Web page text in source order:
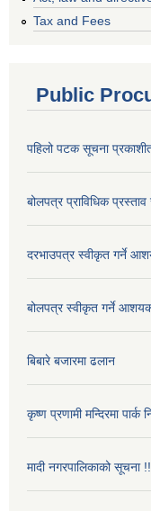
Tax and Fees
Public
पहिलो पटक सूचना
बोलपत्र प्राविधिक
दरभाउपत्र स्वीकृत गर्ने
बोलपत्र स्वीकृत गर्ने
बिबारे बजारमा ढलान
कृष्ण प्रणामी मन्दिरमा पार्क
मादी नगरपालिकाको सूचना !!